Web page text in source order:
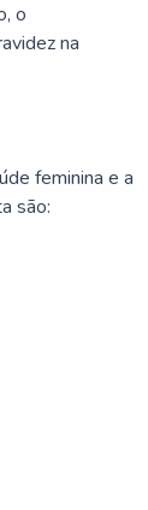
o
na
feminina e a
são: